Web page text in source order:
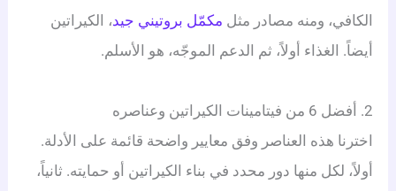
الكافي، ومنه مصادر مثلمكمّل بروتيني جيد، الكيراتين
أيضاً. الغذاء أولاً، ثم الدعم الموجّه، هو الأسلم.
اخترنا هذه العناصر وفق معايير واضحة قائمة على الأدلة.
أولاً، لكل منها دور محدد في بناء الكيراتين أو حمايته. ثانياً،